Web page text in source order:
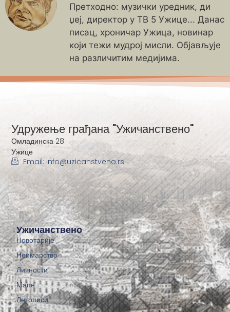
Претходно: музички уредник, ди
џеј, директор у ТВ 5 Ужице... Данас
писац, хроничар Ужица, новинар
који тежи мудрој мисли. Објављује
на различитим медијима.
Ужичанствено
Новотарије
Неимарство
Личности
Мапе
Летописи
Удружење грађана "Ужичанствено"
Омладинска 28
Ужице
Email: info@uzicanstveno.rs